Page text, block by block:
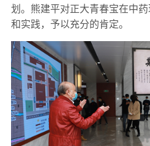
划。熊建平对正大青春宝在中
和实践，予以充分的肯定。